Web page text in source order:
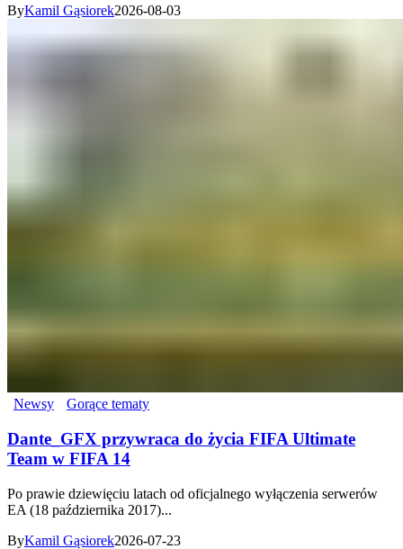
ByKamil Gąsiorek2026-08-03
Newsy Gorące tematy
Dante_GFX przywraca do życia FIFA Ultimate
Team w FIFA 14
Po prawie dziewięciu latach od oficjalnego wyłączenia serwerów
EA (18 października 2017)...
ByKamil Gąsiorek2026-07-23